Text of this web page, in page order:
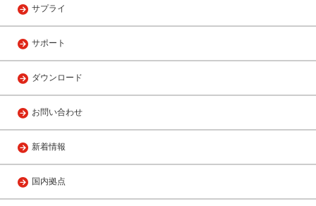
サプライ
サポート
ダウンロード
お問い合わせ
新着情報
国内拠点